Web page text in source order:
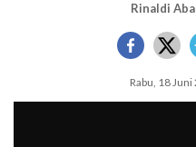
Rinaldi
Rabu, 18